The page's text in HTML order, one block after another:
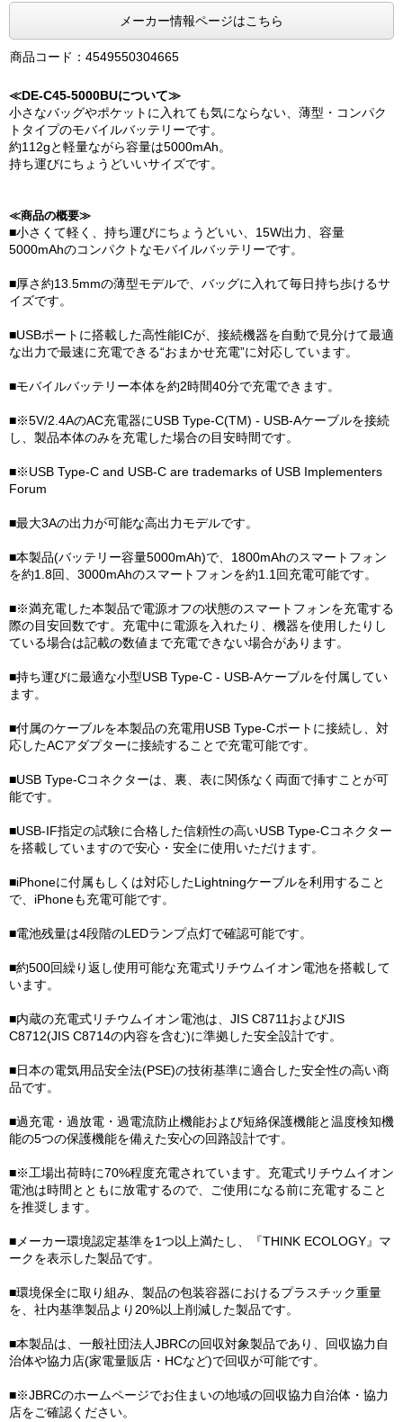
メーカー情報ページはこちら
商品コード：4549550304665
≪DE-C45-5000BUについて≫
小さなバッグやポケットに入れても気にならない、薄型・コンパク
トタイプのモバイルバッテリーです。
約112gと軽量ながら容量は5000mAh。
持ち運びにちょうどいいサイズです。
≪商品の概要≫
■小さくて軽く、持ち運びにちょうどいい、15W出力、容量
5000mAhのコンパクトなモバイルバッテリーです。
■厚さ約13.5mmの薄型モデルで、バッグに入れて毎日持ち歩けるサ
イズです。
■USBポートに搭載した高性能ICが、接続機器を自動で見分けて最適
な出力で最速に充電できる“おまかせ充電”に対応しています。
■モバイルバッテリー本体を約2時間40分で充電できます。
■※5V/2.4AのAC充電器にUSB Type-C(TM) - USB-Aケーブルを接続
し、製品本体のみを充電した場合の目安時間です。
■※USB Type-C and USB-C are trademarks of USB Implementers
Forum
■最大3Aの出力が可能な高出力モデルです。
■本製品(バッテリー容量5000mAh)で、1800mAhのスマートフォン
を約1.8回、3000mAhのスマートフォンを約1.1回充電可能です。
■※満充電した本製品で電源オフの状態のスマートフォンを充電する
際の目安回数です。充電中に電源を入れたり、機器を使用したりし
ている場合は記載の数値まで充電できない場合があります。
■持ち運びに最適な小型USB Type-C - USB-Aケーブルを付属してい
ます。
■付属のケーブルを本製品の充電用USB Type-Cポートに接続し、対
応したACアダプターに接続することで充電可能です。
■USB Type-Cコネクターは、裏、表に関係なく両面で挿すことが可
能です。
■USB-IF指定の試験に合格した信頼性の高いUSB Type-Cコネクター
を搭載していますので安心・安全に使用いただけます。
■iPhoneに付属もしくは対応したLightningケーブルを利用すること
で、iPhoneも充電可能です。
■電池残量は4段階のLEDランプ点灯で確認可能です。
■約500回繰り返し使用可能な充電式リチウムイオン電池を搭載して
います。
■内蔵の充電式リチウムイオン電池は、JIS C8711およびJIS
C8712(JIS C8714の内容を含む)に準拠した安全設計です。
■日本の電気用品安全法(PSE)の技術基準に適合した安全性の高い商
品です。
■過充電・過放電・過電流防止機能および短絡保護機能と温度検知機
能の5つの保護機能を備えた安心の回路設計です。
■※工場出荷時に70%程度充電されています。充電式リチウムイオン
電池は時間とともに放電するので、ご使用になる前に充電すること
を推奨します。
■メーカー環境認定基準を1つ以上満たし、『THINK ECOLOGY』マ
ークを表示した製品です。
■環境保全に取り組み、製品の包装容器におけるプラスチック重量
を、社内基準製品より20%以上削減した製品です。
■本製品は、一般社団法人JBRCの回収対象製品であり、回収協力自
治体や協力店(家電量販店・HCなど)で回収が可能です。
■※JBRCのホームページでお住まいの地域の回収協力自治体・協力
店をご確認ください。